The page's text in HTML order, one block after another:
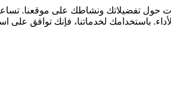
حول تفضيلاتك ونشاطك على موقعنا.
باستخدامك لخدماتنا، فإنك توافق